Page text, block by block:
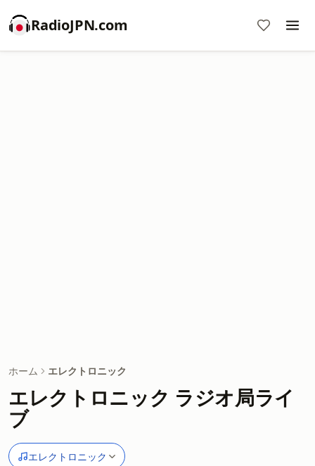
RadioJPN.com
ホーム エレクトロニック
エレクトロニック ラジオ局ライ
ブ
エレクトロニック